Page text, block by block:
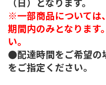
※一部商品については
期間内のみとなります
い。
●配達時間をご希望の
をご指定ください。